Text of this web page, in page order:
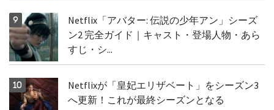
Netflix「アバター: 伝説の少年アン」シーズ
ン2 完全ガイド｜キャスト・登場人物・あら
すじ・シ...
Netflixが「皇妃エリザベート」をシーズン3
へ更新！これが最終シーズンとなる